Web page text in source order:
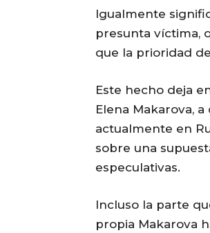
Igualmente
presunta víctima,
que la prioridad
Este hecho deja
Elena Makarova,
actualmente en
sobre una
especulativas.
Incluso la parte
propia Makarova